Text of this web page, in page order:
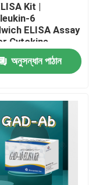
Kit |
6
ELISA Assay
Cytokine
Detection
Samples,
Plasma, Cell
অনুসন্ধান পাঠান